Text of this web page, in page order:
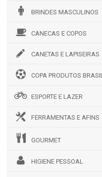
BRINDES MASCULINOS
CANECAS E COPOS
CANETAS E LAPISEIRAS
COPA PRODUTOS BRASIL
ESPORTE E LAZER
FERRAMENTAS E AFINS
GOURMET
HIGIENE PESSOAL